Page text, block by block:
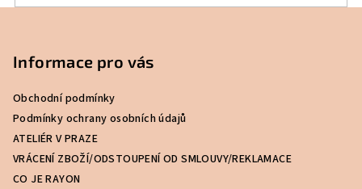
Informace pro vás
Obchodní podmínky
Podmínky ochrany osobních údajů
ATELIÉR V PRAZE
VRÁCENÍ ZBOŽÍ/ODSTOUPENÍ OD SMLOUVY/REKLAMACE
CO JE RAYON